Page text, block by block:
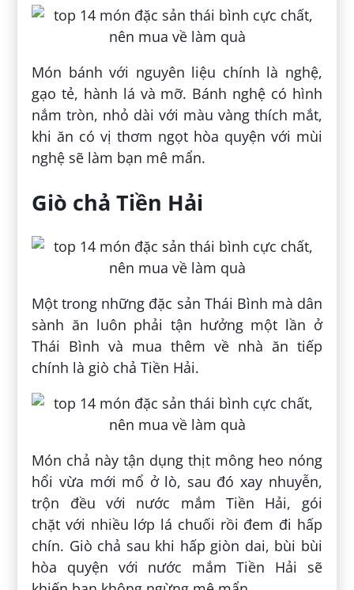
Món bánh với nguyên liệu chính là nghệ,
gạo tẻ, hành lá và mỡ. Bánh nghệ có hình
nắm tròn, nhỏ dài với màu vàng thích mắt,
khi ăn có vị thơm ngọt hòa quyện với mùi
nghệ sẽ làm bạn mê mẩn.
Giò chả Tiền Hải
Một trong những đặc sản Thái Bình mà dân
sành ăn luôn phải tận hưởng một lần ở
Thái Bình và mua thêm về nhà ăn tiếp
chính là giò chả Tiền Hải.
Món chả này tận dụng thịt mông heo nóng
hổi vừa mới mổ ở lò, sau đó xay nhuyễn,
trộn đều với nước mắm Tiền Hải, gói
chặt với nhiều lớp lá chuối rồi đem đi hấp
chín. Giò chả sau khi hấp giòn dai, bùi bùi
hòa quyện với nước mắm Tiền Hải sẽ